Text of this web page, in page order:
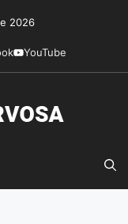
2026
YouTube